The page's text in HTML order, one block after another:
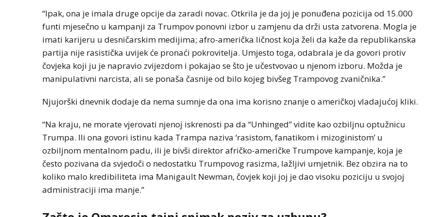
“Ipak, ona je imala druge opcije da zaradi novac. Otkrila je da joj je ponuđena pozicija od 15.000
funti mjesečno u kampanji za Trumpov ponovni izbor u zamjenu da drži usta zatvorena. Mogla je
imati karijeru u desničarskim medijima; afro-američka ličnost koja želi da kaže da republikanska
partija nije rasistička uvijek će pronaći pokrovitelja. Umjesto toga, odabrala je da govori protiv
čovjeka koji ju je napravio zvijezdom i pokajao se što je učestvovao u njenom izboru. Možda je
manipulativni narcista, ali se ponaša časnije od bilo kojeg bivšeg Trampovog zvaničnika.”
Njujorški dnevnik dodaje da nema sumnje da ona ima korisno znanje o američkoj vladajućoj kliki.
“Na kraju, ne morate vjerovati njenoj iskrenosti pa da “Unhinged” vidite kao ozbiljnu optužnicu
Trumpa. Ili ona govori istinu kada Trampa naziva ‘rasistom, fanatikom i mizoginistom’ u
ozbiljnom mentalnom padu, ili je bivši direktor afričko-američke Trumpove kampanje, koja je
često pozivana da svjedoči o nedostatku Trumpovog rasizma, lažljivi umjetnik. Bez obzira na to
koliko malo kredibiliteta ima Manigault Newman, čovjek koji joj je dao visoku poziciju u svojoj
administraciji ima manje.”
BIZNIS
Energetski problemi zbog
niskog vodostaja Dunava
Svjetske cijene hrane
ponovo porasle, evo i šta je
najviše poskupjelo